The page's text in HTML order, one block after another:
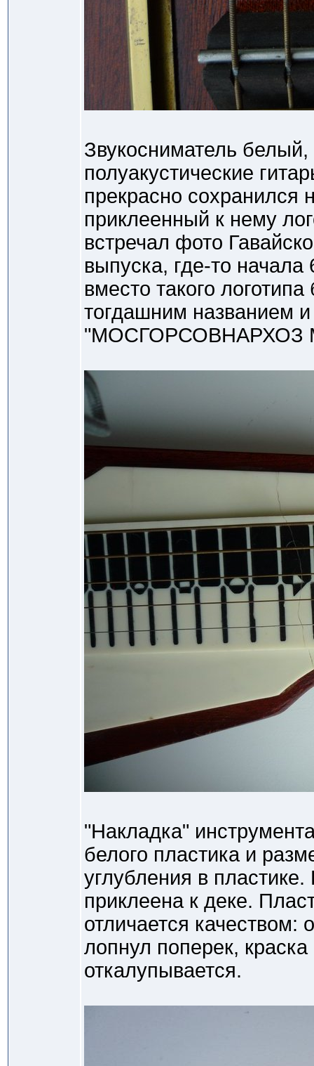
Звукосниматель
полуакустические
прекрасно сохранился
приклеенный к нему
встречал фото
выпуска, где-то начала
вместо такого
тогдашним названием
"МОСГОРСОВНАРХОЗ
"Накладка"
белого пластика и
углубления в
приклеена к деке.
отличается качеством:
лопнул поперек,
откалупывается.